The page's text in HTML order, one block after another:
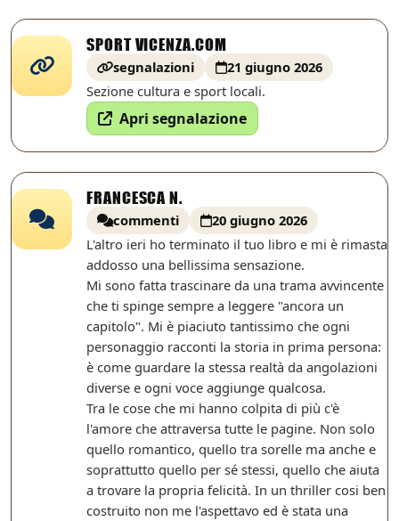
SPORT VICENZA.COM
segnalazioni
21 giugno 2026
Sezione cultura e sport locali.
Apri segnalazione
FRANCESCA N.
commenti
20 giugno 2026
L'altro ieri ho terminato il tuo libro e mi è rimasta
addosso una bellissima sensazione.
Mi sono fatta trascinare da una trama avvincente
che ti spinge sempre a leggere "ancora un
capitolo". Mi è piaciuto tantissimo che ogni
personaggio racconti la storia in prima persona:
è come guardare la stessa realtà da angolazioni
diverse e ogni voce aggiunge qualcosa.
Tra le cose che mi hanno colpita di più c'è
l'amore che attraversa tutte le pagine. Non solo
quello romantico, quello tra sorelle ma anche e
soprattutto quello per sé stessi, quello che aiuta
a trovare la propria felicità. In un thriller cosi ben
costruito non me l'aspettavo ed è stata una